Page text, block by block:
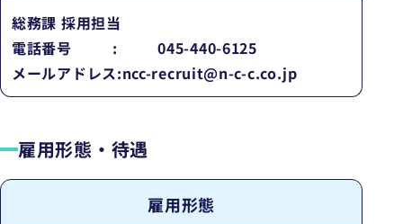
総務課 採用担当
電話番号
:
045-440-6125
メールアドレス:ncc-recruit@n-c-c.co.jp
雇用形態・待遇
雇用形態